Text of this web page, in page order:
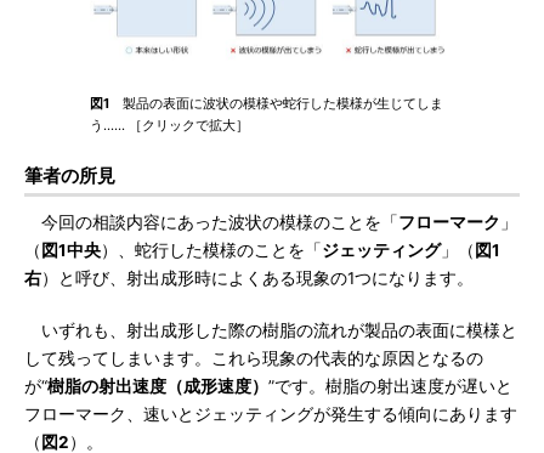
図1 製品の表面に波状の模様や蛇行した模様が生じてしま
う…… ［クリックで拡大］
筆者の所見
今回の相談内容にあった波状の模様のことを「フローマーク 」
（ 図1中央）、蛇行した模様のことを「ジェッティング」（ 図1
右）と呼び、射出成形時によくある現象の1つになります。
いずれも、射出成形した際の樹脂の流れが製品の表面に模様と
して残ってしまいます。これら現象の代表的な原因となるの
が“樹脂の射出速度（成形速度） ”です。樹脂の射出速度が遅いと
フローマーク、速いとジェッティングが発生する傾向にあります
（ 図2）。